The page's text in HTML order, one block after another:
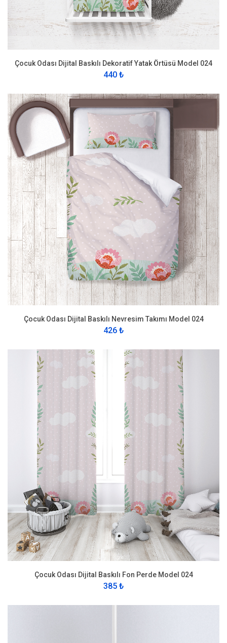
Çocuk Odası Dijital Baskılı Dekoratif Yatak Örtüsü Model 024
440 ₺
Çocuk Odası Dijital Baskılı Nevresim Takımı Model 024
426 ₺
Çocuk Odası Dijital Baskılı Fon Perde Model 024
385 ₺